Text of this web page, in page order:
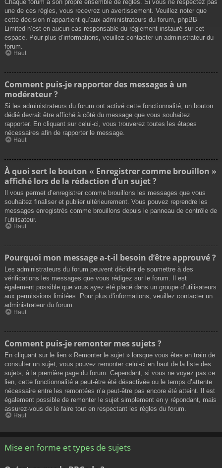
Chaque forum a son propre ensemble de règles. Si vous ne respectez pas
une de ces règles, vous recevrez un avertissement. Veuillez noter que
cette décision n’appartient qu’aux administrateurs du forum, phpBB
Limited n’est en aucun cas responsable du règlement instauré sur cet
espace. Pour plus d’informations, veuillez contacter un administrateur du
forum.
Haut
Comment puis-je rapporter des messages à un
modérateur ?
Si les administrateurs du forum ont activé cette fonctionnalité, un bouton
dédié devrait être affiché à côté du message que vous souhaitez
rapporter. En cliquant sur celui-ci, vous trouverez toutes les étapes
nécessaires afin de rapporter le message.
Haut
À quoi sert le bouton « Enregistrer comme brouillon »
affiché lors de la rédaction d’un sujet ?
Il vous permet d’enregistrer comme brouillons les messages que vous
souhaitez finaliser et publier ultérieurement. Vous pouvez reprendre les
messages enregistrés comme brouillons depuis le panneau de contrôle de
l’utilisateur.
Haut
Pourquoi mon message a-t-il besoin d’être approuvé ?
Les administrateurs du forum peuvent décider de soumettre à des
vérifications les messages que vous rédigez sur le forum. Il est
également possible que vous ayez été placé dans un groupe d’utilisateurs
aux permissions limitées. Pour plus d’informations, veuillez contacter un
administrateur du forum.
Haut
Comment puis-je remonter mes sujets ?
En cliquant sur le lien « Remonter le sujet » lorsque vous êtes en train de
consulter un sujet, vous pouvez remonter celui-ci en haut de la liste des
sujets, à la première page du forum. Cependant, si vous ne voyez pas ce
lien, cette fonctionnalité a peut-être été désactivée ou le temps d’attente
nécessaire entre les remontées n’a peut-être pas encore été atteint. Il est
également possible de remonter le sujet simplement en y répondant, mais
assurez-vous de le faire tout en respectant les règles du forum.
Haut
Mise en forme et types de sujets